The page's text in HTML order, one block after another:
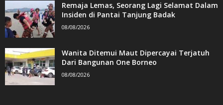
Remaja Lemas, Seorang Lagi Selamat Dalam
Insiden di Pantai Tanjung Badak
08/08/2026
Wanita Ditemui Maut Dipercayai Terjatuh
Dari Bangunan One Borneo
08/08/2026